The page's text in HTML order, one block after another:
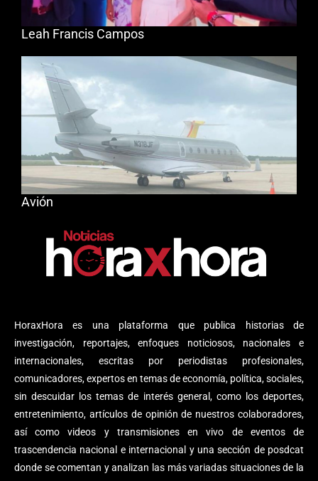
HoraxHora es una plataforma que publica historias de
investigación, reportajes, enfoques noticiosos, nacionales e
internacionales, escritas por periodistas profesionales,
comunicadores, expertos en temas de economía, política, sociales,
sin descuidar los temas de interés general, como los deportes,
entretenimiento, artículos de opinión de nuestros colaboradores,
así como videos y transmisiones en vivo de eventos de
trascendencia nacional e internacional y una sección de posdcat
donde se comentan y analizan las más variadas situaciones de la
Leah Francis Campos
Avión